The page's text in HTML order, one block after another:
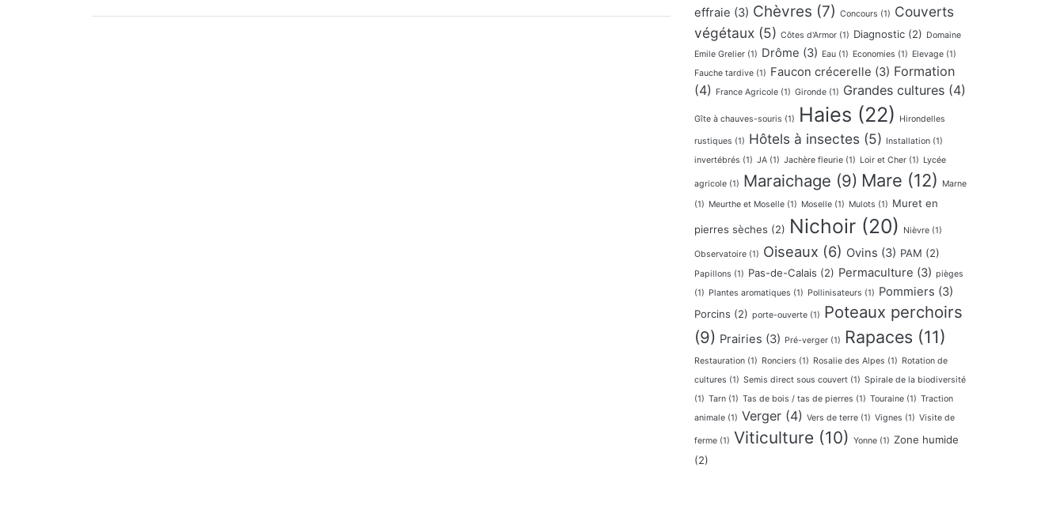
effraie (3) Chèvres (7) Concours (1) Couverts
végétaux (5) Côtes d'Armor (1) Diagnostic (2) Domaine
Emile Grelier (1) Drôme (3) Eau (1) Economies (1) Elevage (1)
Fauche tardive (1) Faucon crécerelle (3) Formation
(4)
France Agricole (1) Gironde (1) Grandes cultures (4)
Gîte à chauves-souris (1) Haies (22) Hirondelles
rustiques (1) Hôtels à insectes (5) Installation (1)
invertébrés (1) JA (1) Jachère fleurie (1) Loir et Cher (1) Lycée
agricole (1) Maraichage (9) Mare (12)
Marne
(1) Meurthe et Moselle (1) Moselle (1) Mulots (1) Muret en
pierres sèches (2) Nichoir (20) Nièvre (1)
Observatoire (1) Oiseaux (6) Ovins (3) PAM (2)
Papillons (1) Pas-de-Calais (2) Permaculture (3) pièges
(1) Plantes aromatiques (1) Pollinisateurs (1) Pommiers (3)
Porcins (2) porte-ouverte (1) Poteaux perchoirs
(9) Prairies (3) Pré-verger (1) Rapaces (11)
Restauration (1) Ronciers (1) Rosalie des Alpes (1) Rotation de
cultures (1) Semis direct sous couvert (1) Spirale de la biodiversité
(1) Tarn (1) Tas de bois / tas de pierres (1) Touraine (1) Traction
animale (1) Verger (4) Vers de terre (1) Vignes (1) Visite de
ferme (1) Viticulture (10) Yonne (1) Zone humide
(2)